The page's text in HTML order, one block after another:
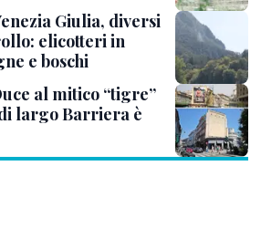
Giulia, diversi
elicotteri in
e boschi
al mitico “tigre”
largo Barriera è